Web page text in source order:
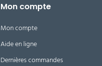
Mon compte
Mon compte
Aide en ligne
Dernières commandes